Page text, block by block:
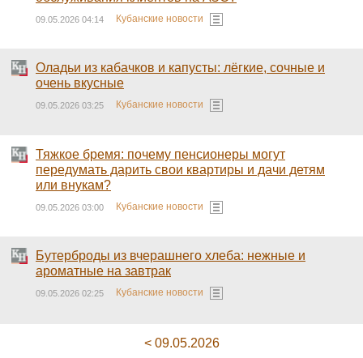
09.05.2026 04:14 Кубанские новости
Оладьи из кабачков и капусты: лёгкие, сочные и
очень вкусные
09.05.2026 03:25 Кубанские новости
Тяжкое бремя: почему пенсионеры могут
передумать дарить свои квартиры и дачи детям
или внукам?
09.05.2026 03:00 Кубанские новости
Бутерброды из вчерашнего хлеба: нежные и
ароматные на завтрак
09.05.2026 02:25 Кубанские новости
< 09.05.2026